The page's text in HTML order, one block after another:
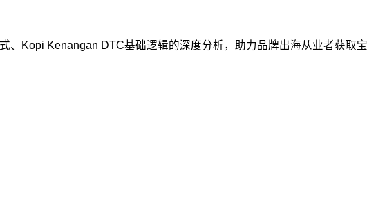
Kopi Kenangan DTC基础逻辑的深度分析，助力品牌出海从业者获取宝